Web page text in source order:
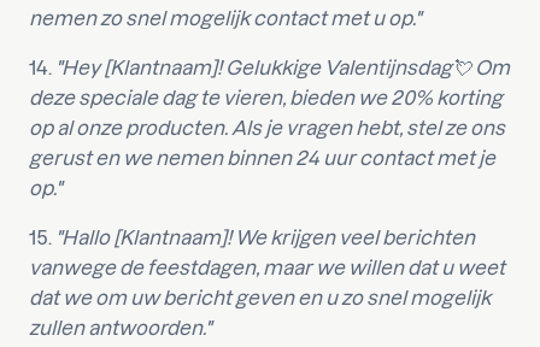
nemen zo snel mogelijk contact met u op."
14. "Hey [Klantnaam]! Gelukkige Valentijnsdag💘 Om
deze speciale dag te vieren, bieden we 20% korting
op al onze producten. Als je vragen hebt, stel ze ons
gerust en we nemen binnen 24 uur contact met je
op."
15. "Hallo [Klantnaam]! We krijgen veel berichten
vanwege de feestdagen, maar we willen dat u weet
dat we om uw bericht geven en u zo snel mogelijk
zullen antwoorden."